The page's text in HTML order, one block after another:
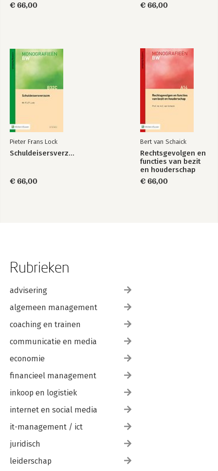
€ 66,00
€ 66,00
Pieter Frans Lock
Schuldeisersverzuim
€ 66,00
Bert van Schaick
Rechtsgevolgen en
functies van bezit
en houderschap
€ 66,00
Rubrieken
advisering
algemeen management
coaching en trainen
communicatie en media
economie
financieel management
inkoop en logistiek
internet en social media
it-management / ict
juridisch
leiderschap